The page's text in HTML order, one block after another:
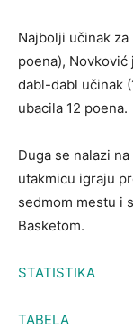
Najbolji učinak
poena),
dabl-dabl učinak
ubacila 12 poena.
Duga se nalazi
utakmicu igraju
sedmom mestu i
Basketom.
STATISTIKA
TABELA